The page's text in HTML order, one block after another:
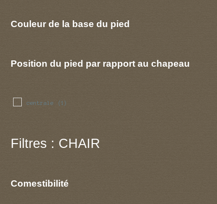
Couleur de la base du pied
Position du pied par rapport au chapeau
centrale (1)
Filtres : CHAIR
Comestibilité